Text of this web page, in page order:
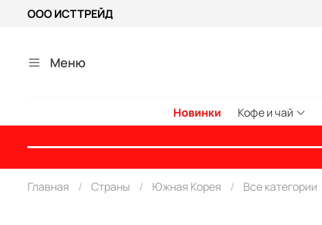
ООО ИСТТРЕЙД
Меню
Новинки Кофе и чай
Главная Страны Южная Корея Все категории